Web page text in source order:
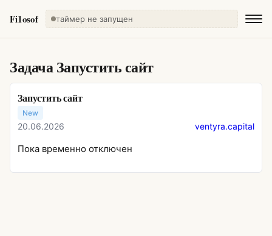
Fi1osof таймер не запущен
ЗадачаЗапустить сайт
Запустить сайт
New
20.06.2026 ventyra.capital
Пока временно отключен